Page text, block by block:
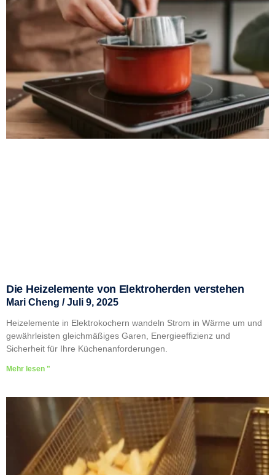
Die Heizelemente von Elektroherden verstehen
Mari Cheng Juli 9, 2025
Heizelemente in Elektrokochern wandeln Strom in Wärme um und
gewährleisten gleichmäßiges Garen, Energieeffizienz und
Sicherheit für Ihre Küchenanforderungen.
Mehr lesen "